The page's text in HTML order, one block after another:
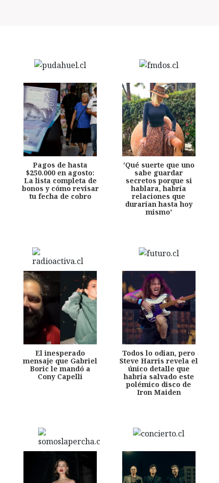
Pagos de hasta
$250.000 en agosto:
La lista completa de
bonos y cómo revisar
tu fecha de cobro
'Qué suerte que uno
sabe guardar
secretos porque si
hablara, habría
relaciones que
durarían hasta hoy
mismo'
El inesperado
mensaje que Gabriel
Boric le mandó a
Cony Capelli
Todos lo odian, pero
Steve Harris revela el
único detalle que
habría salvado este
polémico disco de
Iron Maiden